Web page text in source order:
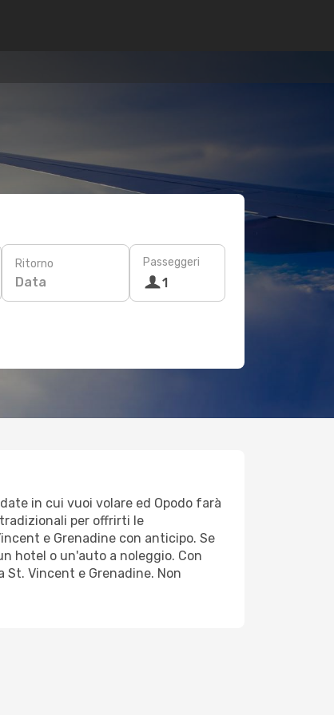
Ritorno
Data
Passeggeri
1
in cui vuoi volare ed Opodo farà
per offrirti le
e Grenadine con anticipo. Se
hotel o un'auto a noleggio. Con
Vincent e Grenadine. Non